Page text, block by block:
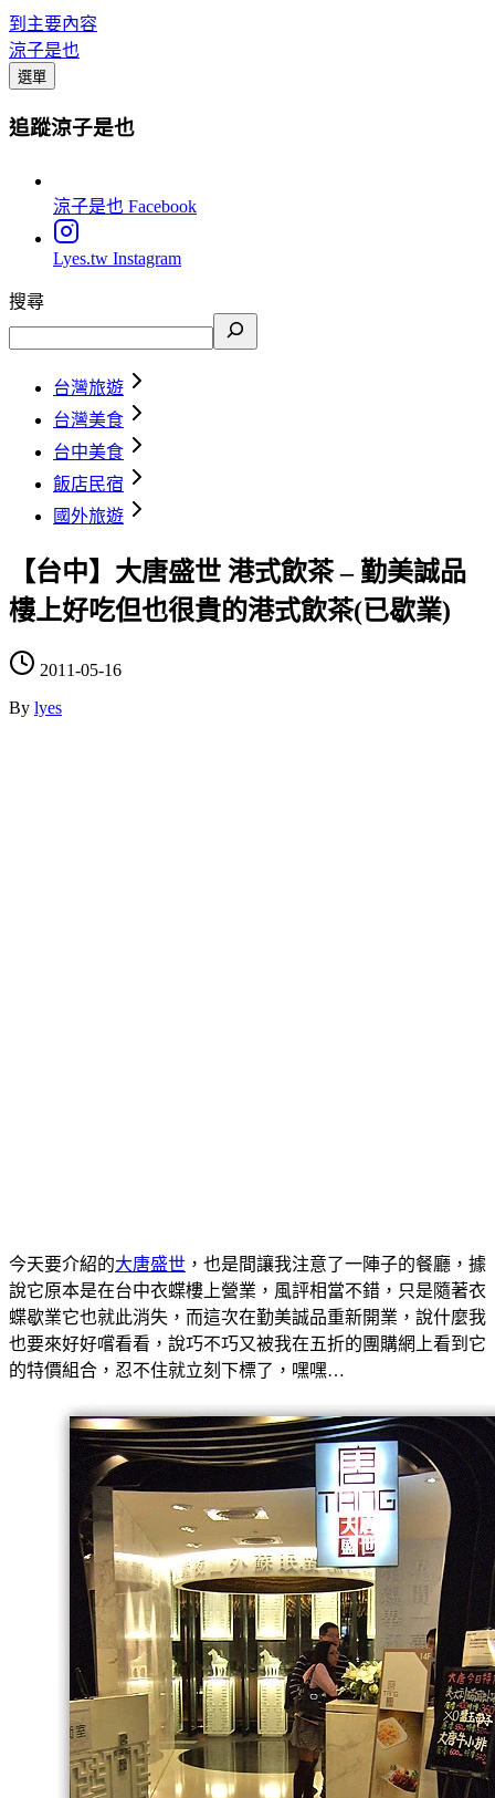
到主要內容
涼子是也
選單
追蹤涼子是也
涼子是也 Facebook
Lyes.tw Instagram
搜尋
台灣旅遊
台灣美食
台中美食
飯店民宿
國外旅遊
【台中】大唐盛世 港式飲茶 – 勤美誠品
樓上好吃但也很貴的港式飲茶(已歇業)
2011-05-16
By lyes
今天要介紹的大唐盛世 ，也是間讓我注意了一陣子的餐廳，據
說它原本是在台中衣蝶樓上營業，風評相當不錯，只是隨著衣
蝶歇業它也就此消失，而這次在勤美誠品重新開業，說什麼我
也要來好好嚐看看，說巧不巧又被我在五折的團購網上看到它
的特價組合，忍不住就立刻下標了，嘿嘿…